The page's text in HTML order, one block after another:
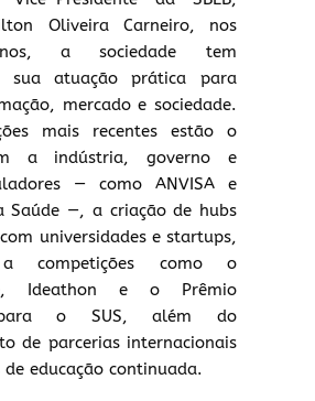
Oliveira Carneiro, nos
a sociedade tem
sua atuação prática para
mercado e sociedade.
mais recentes estão o
a indústria, governo e
— como ANVISA e
Saúde —, a criação de hubs
universidades e startups,
competições como o
Ideathon e o Prêmio
para o SUS, além do
de parcerias internacionais
educação continuada.